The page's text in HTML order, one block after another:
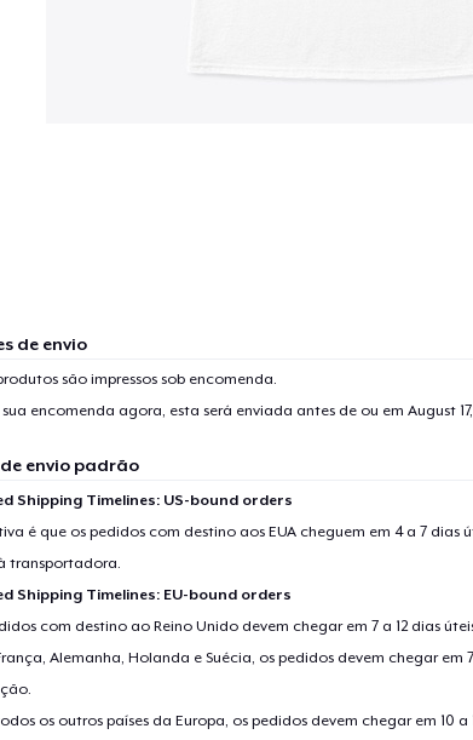
de envio
são impressos sob encomenda.
sua encomenda agora, esta será enviada antes de ou em August
envio padrão
Shipping Timelines: US-bound orders
é que os pedidos com destino aos EUA cheguem em 4 a 7 dias
transportadora.
Shipping Timelines: EU-bound orders
com destino ao Reino Unido devem chegar em 7 a 12 dias
Alemanha, Holanda e Suécia, os pedidos devem chegar em
os outros países da Europa, os pedidos devem chegar em 10 a